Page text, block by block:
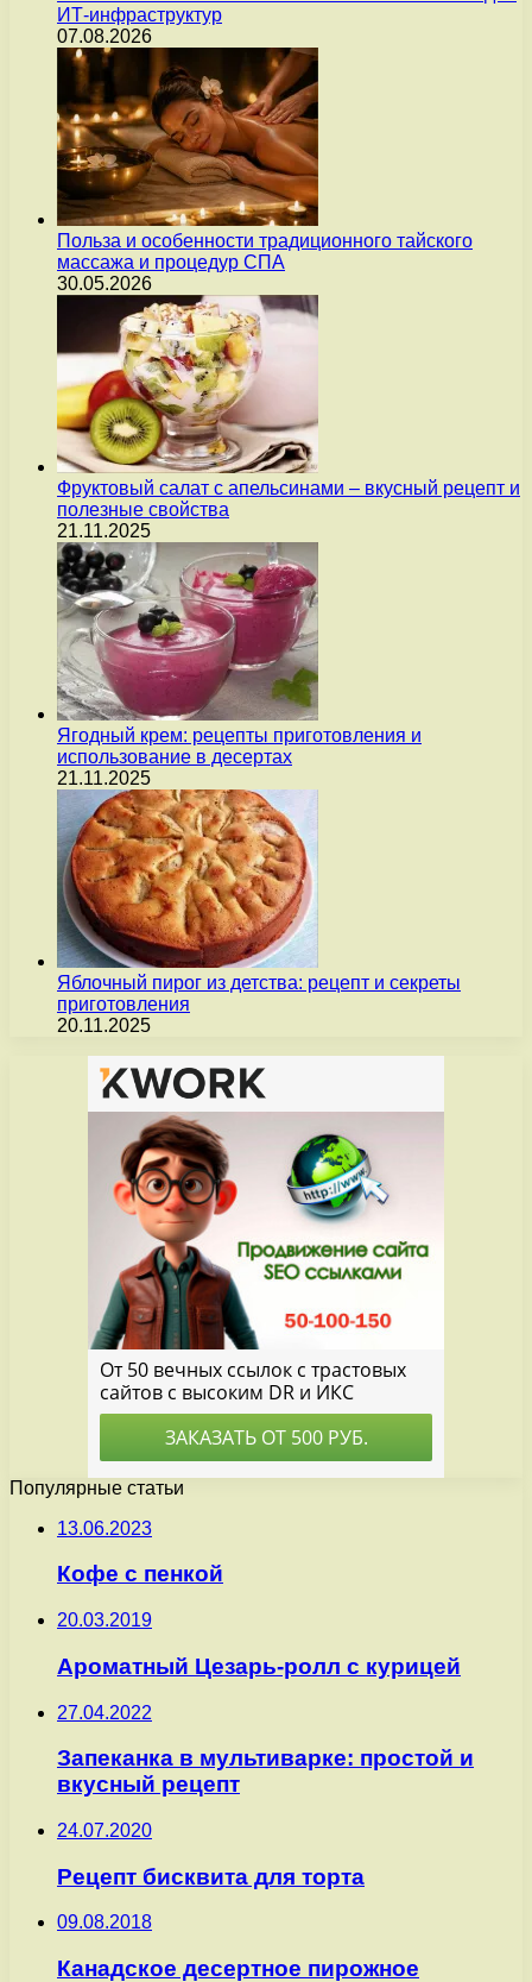
ИТ-инфраструктур
07.08.2026
Польза и особенности традиционного тайского
массажа и процедур СПА
30.05.2026
Фруктовый салат с апельсинами – вкусный рецепт и
полезные свойства
21.11.2025
Ягодный крем: рецепты приготовления и
использование в десертах
21.11.2025
Яблочный пирог из детства: рецепт и секреты
приготовления
20.11.2025
Популярные статьи
13.06.2023
Кофе с пенкой
20.03.2019
Ароматный Цезарь-ролл с курицей
27.04.2022
Запеканка в мультиварке: простой и
вкусный рецепт
24.07.2020
Рецепт бисквита для торта
09.08.2018
Канадское десертное пирожное